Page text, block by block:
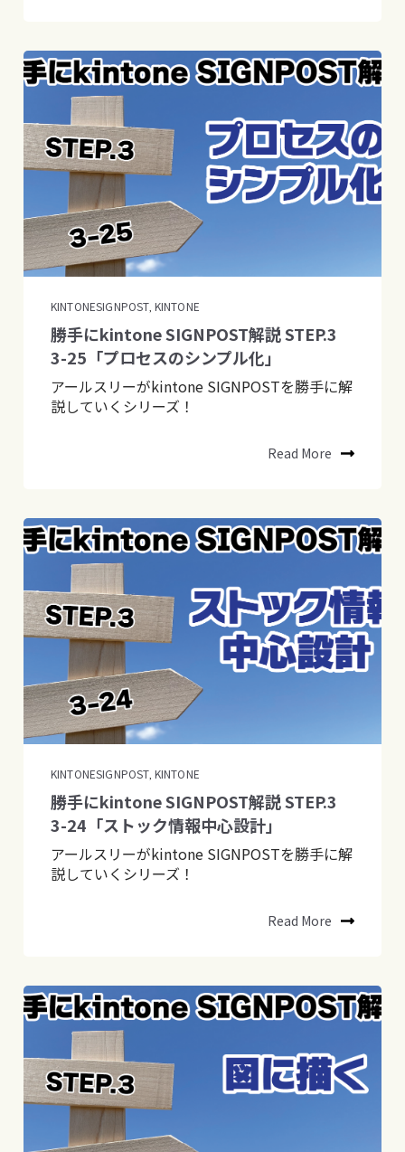
KINTONESIGNPOST KINTONE
勝手にkintone SIGNPOST解説 STEP.3
3-25「プロセスのシンプル化」
アールスリーがkintone SIGNPOSTを勝手に解
説していくシリーズ！
Read More
KINTONESIGNPOST KINTONE
勝手にkintone SIGNPOST解説 STEP.3
3-24「ストック情報中心設計」
アールスリーがkintone SIGNPOSTを勝手に解
説していくシリーズ！
Read More